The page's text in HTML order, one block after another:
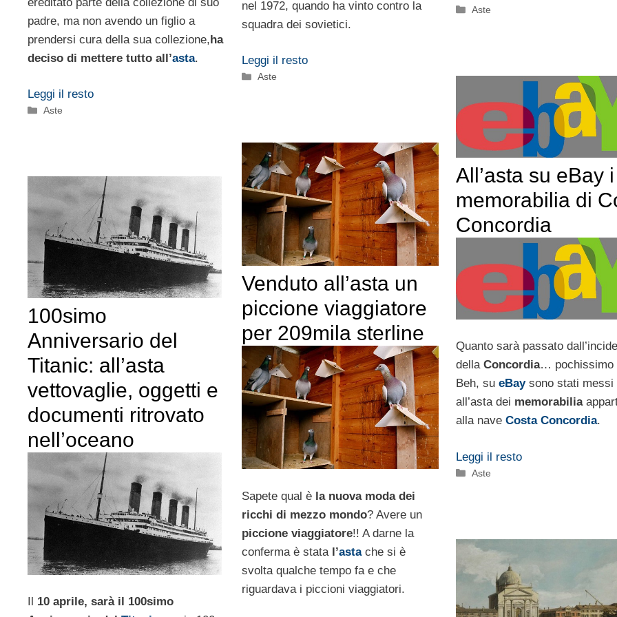
nel 1972, quando ha vinto contro la
squadra dei sovietici.
Leggi il resto
Categorie
Aste
Categorie
Aste
padre, ma non avendo un figlio a
prendersi cura della sua collezione,ha
deciso di mettere tutto all’asta.
Leggi il resto
Categorie
Aste
All’asta su eBay i
memorabilia di
Concordia
Quanto sarà passato
della Concordia… pochissimo
Beh, su eBaysono stati messi
all’asta dei memorabilia
alla nave Costa Concordia.
Leggi il resto
Categorie
Aste
Venduto all’asta un
piccione viaggiatore
per 209mila sterline
Sapete qual èla nuova moda dei
ricchi di mezzo mondo? Avere un
piccione viaggiatore!! A darne la
conferma è stata l’asta che si è
svolta qualche tempo fa e che
riguardava i piccioni viaggiatori.
100simo
Anniversario del
Titanic: all’asta
vettovaglie, oggetti e
documenti ritrovato
nell’oceano
10 aprile, sarà il 100simo